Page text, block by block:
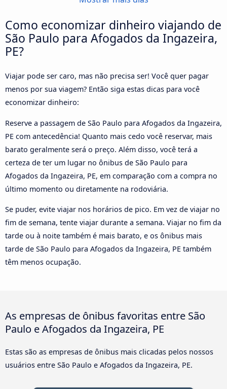
Como economizar dinheiro viajando de
São Paulo para Afogados da Ingazeira,
PE?
Viajar pode ser caro, mas não precisa ser! Você quer pagar
menos por sua viagem? Então siga estas dicas para você
economizar dinheiro:
Reserve a passagem de São Paulo para Afogados da Ingazeira,
PE com antecedência! Quanto mais cedo você reservar, mais
barato geralmente será o preço. Além disso, você terá a
certeza de ter um lugar no ônibus de São Paulo para
Afogados da Ingazeira, PE, em comparação com a compra no
último momento ou diretamente na rodoviária.
Se puder, evite viajar nos horários de pico. Em vez de viajar no
fim de semana, tente viajar durante a semana. Viajar no fim da
tarde ou à noite também é mais barato, e os ônibus mais
tarde de São Paulo para Afogados da Ingazeira, PE também
têm menos ocupação.
As empresas de ônibus favoritas entre São
Paulo e Afogados da Ingazeira, PE
Estas são as empresas de ônibus mais clicadas pelos nossos
usuários entre São Paulo e Afogados da Ingazeira, PE.